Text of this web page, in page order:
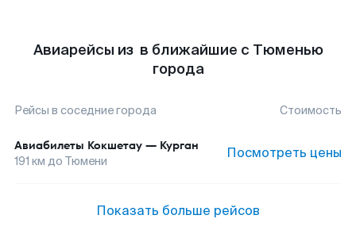
Авиарейсы из в ближайшие с Тюменью
города
Рейсы в соседние города Стоимость
Авиабилеты Кокшетау — Курган
191 км до Тюмени Посмотреть цены
Показать больше рейсов